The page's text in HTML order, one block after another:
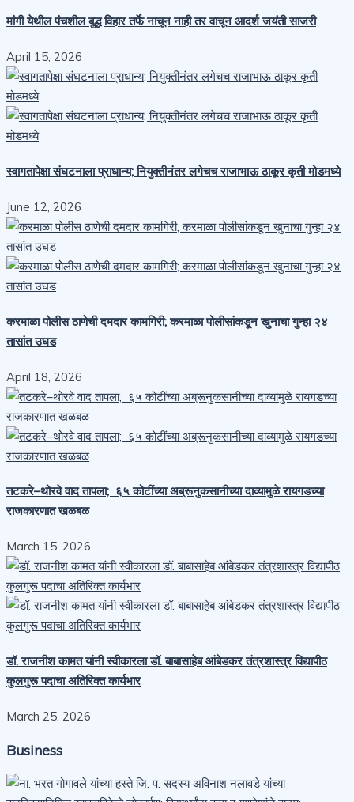
मांगी येथील पंचशील बुद्ध विहार तर्फे नाचून नाही तर वाचून आदर्श जयंती साजरी
April 15, 2026
स्वागतापेक्षा संघटनाला प्राधान्य; नियुक्तीनंतर लगेचच राजाभाऊ ठाकूर कृती मोडमध्ये
June 12, 2026
करमाळा पोलीस ठाणेची दमदार कामगिरी; करमाळा पोलीसांकडून खुनाचा गुन्हा २४
तासांत उघड
April 18, 2026
तटकरे–थोरवे वाद तापला; ६५ कोटींच्या अब्रूनुकसानीच्या दाव्यामुळे रायगडच्या
राजकारणात खळबळ
March 15, 2026
डॉ. राजनीश कामत यांनी स्वीकारला डॉ. बाबासाहेब आंबेडकर तंत्रशास्त्र विद्यापीठ
कुलगुरू पदाचा अतिरिक्त कार्यभार
March 25, 2026
Business